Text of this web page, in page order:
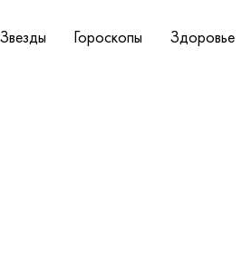
Звезды Гороскопы Здоровье